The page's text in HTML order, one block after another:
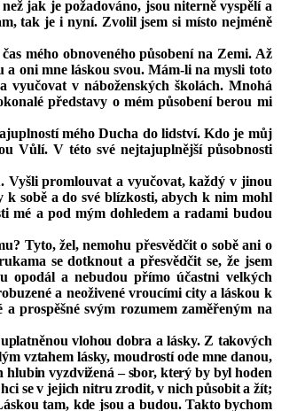
jak je požadováno, jsou niterně vyspělí a
tak je i nyní. Zvolil jsem si místo nejméně
mého obnoveného působení na Zemi. Až
oni mne láskou svou. Mám‑li na mysli toto
vyučovat v náboženských školách. Mnohá
představy o mém působení berou mi
mého Ducha do lidství. Kdo je můj
Vůlí. V této své nejtajuplnější působnosti
Vyšli promlouvat a vyučovat, každý v jinou
sobě a do své blízkosti, abych k nim mohl
mé a pod mým dohledem a radami budou
Tyto, žel, nemohu přesvědčit o sobě ani o
se dotknout a přesvědčit se, že jsem
opodál a nebudou přímo účastni velkých
a neoživené vroucími city a láskou k
prospěšné svým rozumem zaměřeným na
vlohou dobra a lásky. Z takových
vztahem lásky, moudrostí ode mne danou,
vyzdvižená – sbor, který by byl hoden
se v jejich nitru zrodit, v nich působit a žít;
tam, kde jsou a budou. Takto bychom